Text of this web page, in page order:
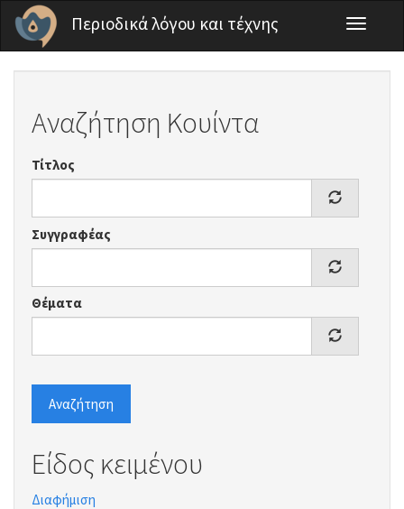
Παράκαμψη προς το κυρίως περιεχόμενο
Περιοδικά λόγου και τέχνης
Toggle
Αναζήτηση Κουίντα
Τίτλος
Συγγραφέας
Θέματα
Αναζήτηση
Είδος κειμένου
Διαφήμιση